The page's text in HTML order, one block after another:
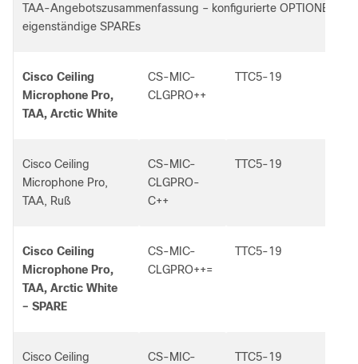
TAA-Angebotszusammenfassung – konfigurierte OPTIONEN
eigenständige SPAREs
Cisco Ceiling
Microphone Pro,
TAA, Arctic White
CS-MIC-
CLGPRO++
TTC5-19
Cisco Ceiling
Microphone Pro,
TAA, Ruß
CS-MIC-
CLGPRO-
C++
TTC5-19
Cisco Ceiling
Microphone Pro,
TAA, Arctic White
– SPARE
CS-MIC-
CLGPRO++=
TTC5-19
Cisco Ceiling
CS-MIC-
TTC5-19